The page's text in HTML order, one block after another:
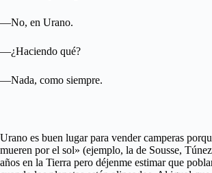
—No, en Urano.
—¿Haciendo qué?
—Nada, como siempre.
Urano es buen lugar para vender camperas
mueren por el sol» (ejemplo, la de Sousse,
años en la Tierra pero déjenme estimar que